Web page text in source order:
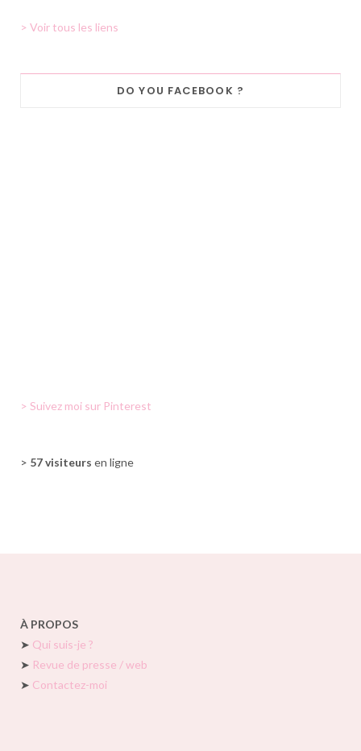
> Voir tous les liens
DO YOU FACEBOOK ?
> Suivez moi sur Pinterest
> 57 visiteurs en ligne
À PROPOS
➤ Qui suis-je ?
➤ Revue de presse / web
➤ Contactez-moi